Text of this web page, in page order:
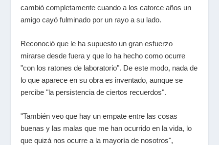
cambió completamente cuando a los catorce años un
amigo cayó fulminado por un rayo a su lado.
Reconoció que le ha supuesto un gran esfuerzo
mirarse desde fuera y que lo ha hecho como ocurre
"con los ratones de laboratorio". De este modo, nada de
lo que aparece en su obra es inventado, aunque se
percibe "la persistencia de ciertos recuerdos".
"También veo que hay un empate entre las cosas
buenas y las malas que me han ocurrido en la vida, lo
que quizá nos ocurre a la mayoría de nosotros",